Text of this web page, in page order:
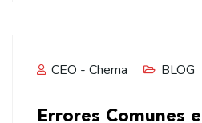
CEO - Chema BLOG
Errores Comunes